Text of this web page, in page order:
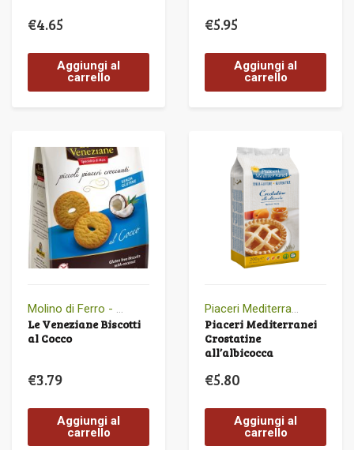
€4.65
Aggiungi al
carrello
€5.95
Aggiungi al
carrello
Le Veneziane Biscotti
al Cocco
€3.79
Aggiungi al
carrello
Piaceri Mediterranei
Crostatine
all’albicocca
€5.80
Aggiungi al
carrello